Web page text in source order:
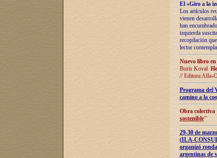
El «Giro a la
Los artículos
vienen
han
izquierda
recopilación
lector
Nuevo libro
Boris Koval.
// Editora Alfa-
Programa del
camino a la
Obra
sostenible"
29-30 de
(ILA-
organizó
argentinas de